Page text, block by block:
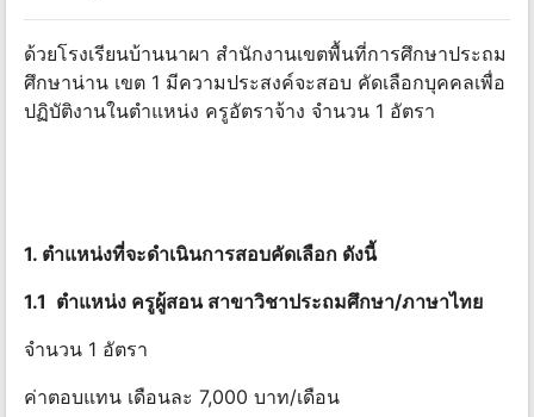
ด้วยโรงเรียนบ้านนาผา สํานักงานเขตพื้นที่การศึกษาประถม
ศึกษาน่าน เขต 1 มีความประสงค์จะสอบ คัดเลือกบุคคลเพื่อ
ปฏิบัติงานในตําแหน่ง ครูอัตราจ้าง จํานวน 1 อัตรา
1. ตําแหน่งที่จะดําเนินการสอบคัดเลือก ดังนี้
1.1 ตําแหน่ง ครูผู้สอน สาขาวิชาประถมศึกษา/ภาษาไทย
จํานวน 1 อัตรา
ค่าตอบแทน เดือนละ 7,000 บาท/เดือน